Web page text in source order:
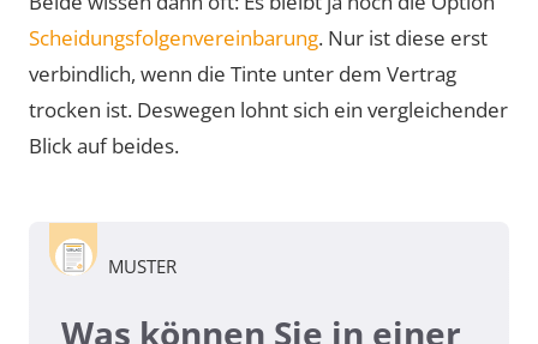
Scheidungsfolgenvereinbarung. Nur ist diese erst
verbindlich, wenn die Tinte unter dem Vertrag
trocken ist. Deswegen lohnt sich ein vergleichender
Blick auf beides.
MUSTER
Was können Sie in einer